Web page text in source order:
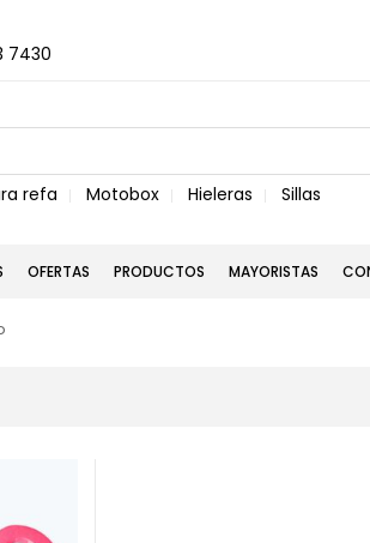
7430
refa Motobox Hieleras Sillas
OFERTAS PRODUCTOS MAYORISTAS